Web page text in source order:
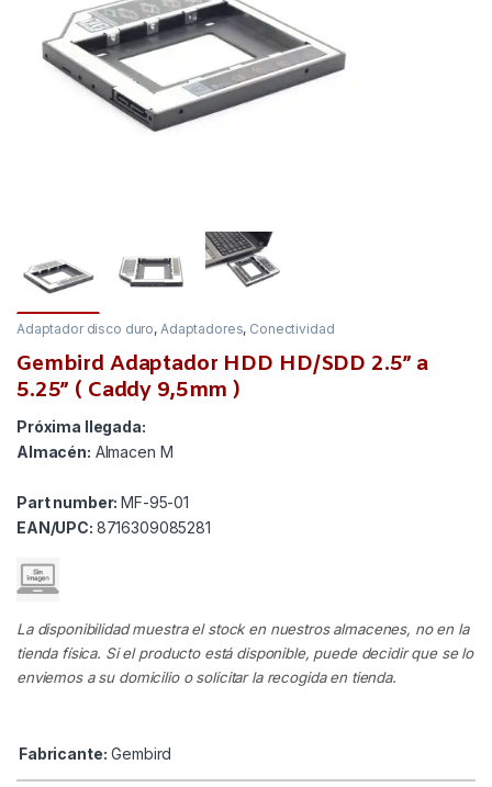
Adaptador disco duro, Adaptadores, Conectividad
Gembird Adaptador HDD HD/SDD 2.5” a
5.25” ( Caddy 9,5mm )
Próxima llegada:
Almacén: Almacen M
Part number: MF-95-01
EAN/UPC: 8716309085281
La disponibilidad muestra el stock en nuestros almacenes, no en la
tienda física. Si el producto está disponible, puede decidir que se lo
enviemos a su domicilio o solicitar la recogida en tienda.
Fabricante: Gembird